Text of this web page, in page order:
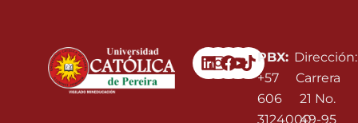
Linkedin
Instagram
Facebook
Youtube
PBX:
+57
606
3124000
Dirección:
Carrera
21 No.
49-95